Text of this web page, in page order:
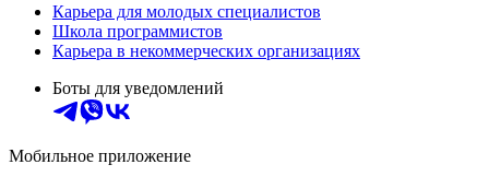
Карьера для молодых специалистов
Школа программистов
Карьера в некоммерческих организациях
Боты для уведомлений
Мобильное приложение